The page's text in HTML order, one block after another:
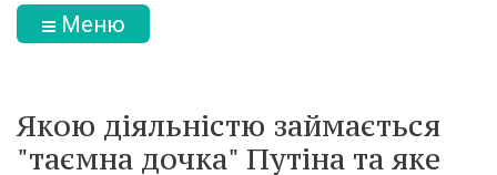
Меню
Якою діяльністю займається
"таємна дочка" Путіна та яке